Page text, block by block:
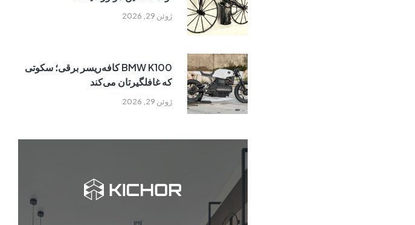
ژوئن 29, 2026
ژوئن 29, 2026
BMW K100 کافه‌ریسر برقی؛ سکوتی
که غافلگیرتان می‌کند